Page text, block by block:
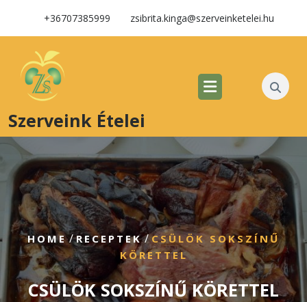
+36707385999 zsibrita.kinga@szerveinketelei.hu
Szerveink Ételei
HOME/RECEPTEK/CSÜLÖK SOKSZÍNŰ
KÖRETTEL
CSÜLÖK SOKSZÍNŰ KÖRETTEL